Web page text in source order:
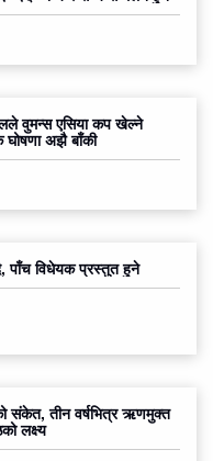
वुमन्स एसिया कप खेल्ने
घोषणा अझै बाँकी
पाँच विधेयक प्रस्तुत हुने
संकेत, तीन वर्षभित्र ऋणमुक्त
लक्ष्य